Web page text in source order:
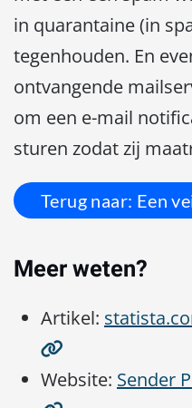
in quarantaine (in
tegenhouden. En
ontvangende
om een e-mail
sturen zodat zij
Terug naar: Een
Meer weten?
Artikel:
Website: Sender